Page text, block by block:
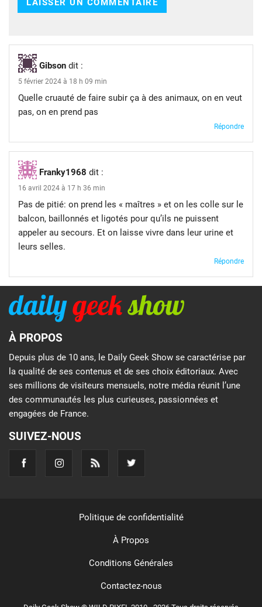
Gibson dit :
5 février 2024 à 18 h 09 min
Quelle cruauté de faire subir ça à des animaux, on en veut
pas, on en prend pas
Répondre
Franky1968 dit :
16 avril 2024 à 17 h 36 min
Pas de pitié: on prend les « maîtres » et on les colle sur le
balcon, baillonnés et ligotés pour qu’ils ne puissent
appeler au secours. Et on laisse vivre dans leur urine et
leurs selles.
Répondre
À PROPOS
Depuis plus de 10 ans, le Daily Geek Show se caractérise par
la qualité de ses contenus et de ses choix éditoriaux. Avec
ses millions de visiteurs mensuels, notre média réunit l’une
des communautés les plus curieuses, passionnées et
engagées de France.
SUIVEZ-NOUS
Politique de confidentialité
À Propos
Conditions Générales
Contactez-nous